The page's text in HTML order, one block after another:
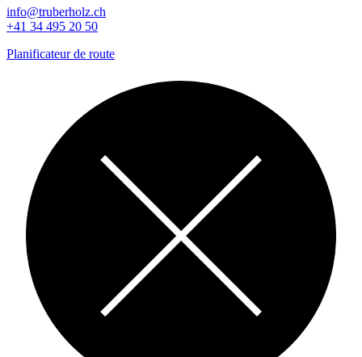
info@truberholz.ch
+41 34 495 20 50
Planificateur de route